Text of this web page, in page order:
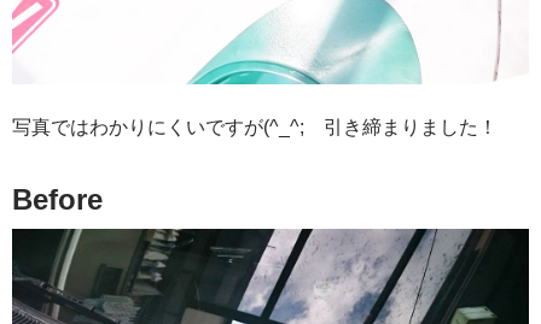
写真ではわかりにくいですが(^_^; 引き締まりました！
Before